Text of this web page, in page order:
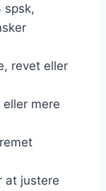
spsk,
revet eller
mere
at justere